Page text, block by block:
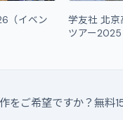
（イベン
学友社 北京
ツアー2025
をご希望ですか？無料